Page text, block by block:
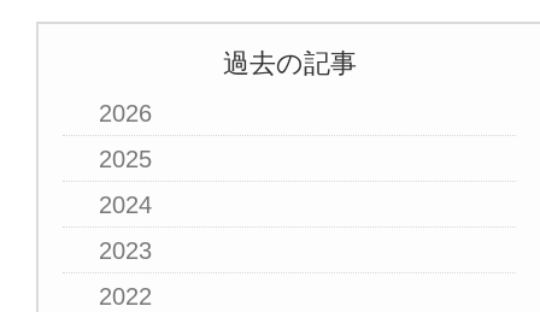
過去の記事
2026
2025
2024
2023
2022